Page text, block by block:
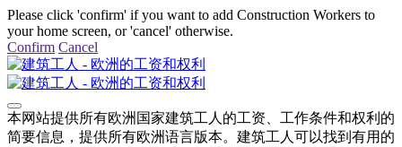
Please click 'confirm' if you want to add Construction Workers to
your home screen, or 'cancel' otherwise.
Confirm Cancel
本网站提供所有欧洲国家建筑工人的工资、工作条件和权利的
简要信息，提供所有欧洲语言版本。建筑工人可以找到有用的